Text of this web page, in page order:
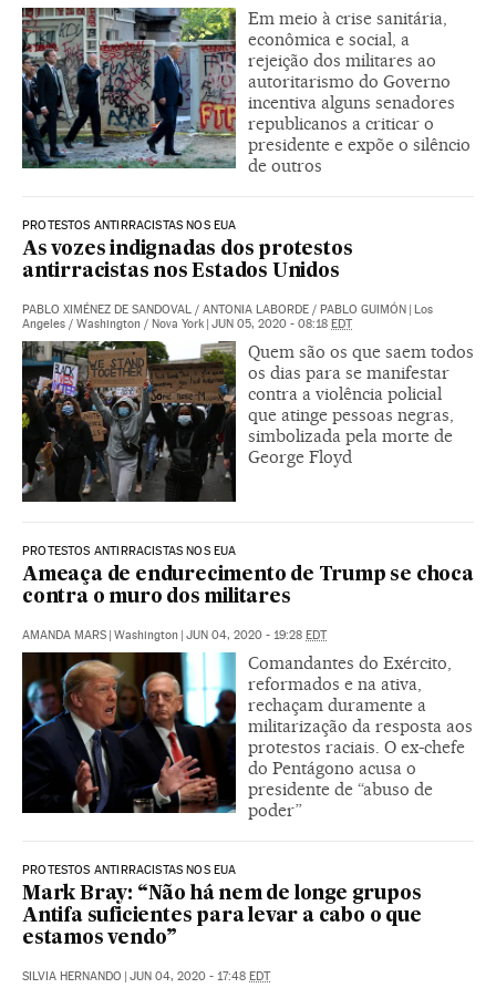
Em meio à crise sanitária,
econômica e social, a
rejeição dos militares ao
autoritarismo do Governo
incentiva alguns senadores
republicanos a criticar o
presidente e expõe o silêncio
de outros
PROTESTOS ANTIRRACISTAS NOS EUA
As vozes indignadas dos protestos
antirracistas nos Estados Unidos
PABLO XIMÉNEZ DE SANDOVAL / ANTONIA LABORDE / PABLO GUIMÓN | Los
Angeles / Washington / Nova York | JUN 05, 2020 - 08:18 EDT
Quem são os que saem todos
os dias para se manifestar
contra a violência policial
que atinge pessoas negras,
simbolizada pela morte de
George Floyd
PROTESTOS ANTIRRACISTAS NOS EUA
Ameaça de endurecimento de Trump se choca
contra o muro dos militares
AMANDA MARS | Washington | JUN 04, 2020 - 19:28 EDT
Comandantes do Exército,
reformados e na ativa,
rechaçam duramente a
militarização da resposta aos
protestos raciais. O ex-chefe
do Pentágono acusa o
presidente de “abuso de
poder”
PROTESTOS ANTIRRACISTAS NOS EUA
Mark Bray: “Não há nem de longe grupos
Antifa suficientes para levar a cabo o que
estamos vendo”
SILVIA HERNANDO | JUN 04, 2020 - 17:48 EDT